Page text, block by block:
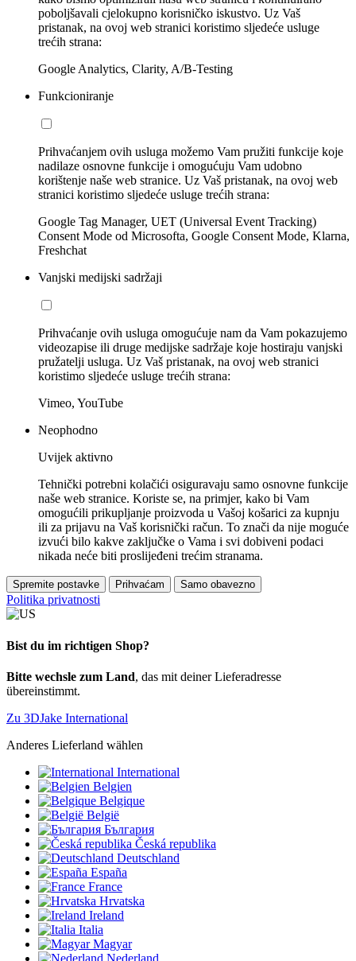
poboljšavali cjelokupno korisničko iskustvo. Uz Vaš
pristanak, na ovoj web stranici koristimo sljedeće usluge
trećih strana:
Google Analytics, Clarity, A/B-Testing
Funkcioniranje
Prihvaćanjem ovih usluga možemo Vam pružiti funkcije koje
nadilaze osnovne funkcije i omogućuju Vam udobno
korištenje naše web stranice. Uz Vaš pristanak, na ovoj web
stranici koristimo sljedeće usluge trećih strana:
Google Tag Manager, UET (Universal Event Tracking)
Consent Mode od Microsofta, Google Consent Mode, Klarna,
Freshchat
Vanjski medijski sadržaji
Prihvaćanje ovih usluga omogućuje nam da Vam pokazujemo
videozapise ili druge medijske sadržaje koje hostiraju vanjski
pružatelji usluga. Uz Vaš pristanak, na ovoj web stranici
koristimo sljedeće usluge trećih strana:
Vimeo, YouTube
Neophodno
Uvijek aktivno
Tehnički potrebni kolačići osiguravaju samo osnovne funkcije
naše web stranice. Koriste se, na primjer, kako bi Vam
omogućili prikupljanje proizvoda u Vašoj košarici za kupnju
ili za prijavu na Vaš korisnički račun. To znači da nije moguće
izvući bilo kakve zaključke o Vama i svi dobiveni podaci
nikada neće biti proslijeđeni trećim stranama.
Spremite postavke Prihvaćam Samo obavezno
Politika privatnosti
Bist du im richtigen Shop?
Bitte wechsle zum Land, das mit deiner Lieferadresse
übereinstimmt.
Zu 3DJake International
Anderes Lieferland wählen
International
Belgien
Belgique
België
България
Česká republika
Deutschland
España
France
Hrvatska
Ireland
Italia
Magyar
Nederland